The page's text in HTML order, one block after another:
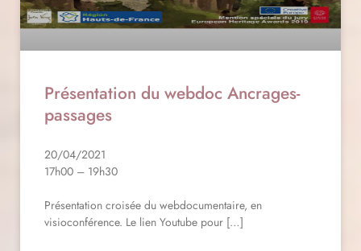
Présentation du webdoc Ancrages-
passages
20/04/2021
17h00 – 19h30
Présentation croisée du webdocumentaire, en
visioconférence. Le lien Youtube pour […]